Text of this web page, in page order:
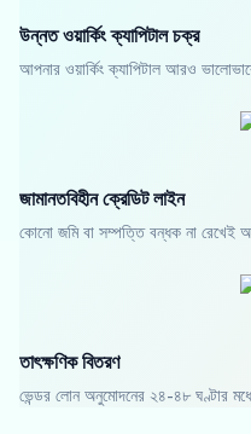
উন্নত ওয়ার্কিং ক্যাপিটাল চক্র
আপনার ওয়ার্কিং ক্যাপিটাল আরও
জামানতবিহীন ক্রেডিট লাইন
কোনো জমি বা সম্পত্তি বন্ধক না রেখেই
তাৎক্ষণিক বিতরণ
ভেন্ডর লোন অনুমোদনের ২৪-৪৮ ঘণ্টার